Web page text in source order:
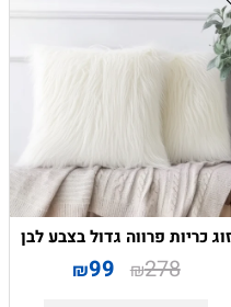
זוג כריות פרווה גדול בצבע לבן
₪278
₪99